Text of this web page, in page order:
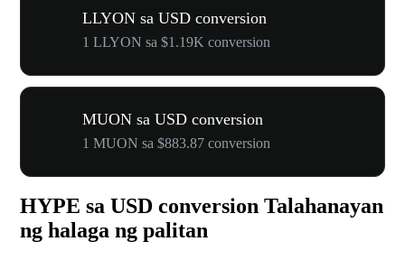
LLYON sa USD conversion
1 LLYON sa $1.19K conversion
MUON sa USD conversion
1 MUON sa $883.87 conversion
HYPE sa USD conversion Talahanayan
ng halaga ng palitan